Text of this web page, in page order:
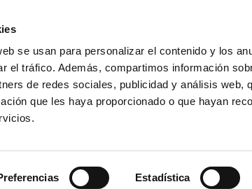
se usan para personalizar el contenido y los
el tráfico. Además, compartimos información
de redes sociales, publicidad y análisis web,
que les haya proporcionado o que hayan
Estadística
ESCUELA COMPETICIONES